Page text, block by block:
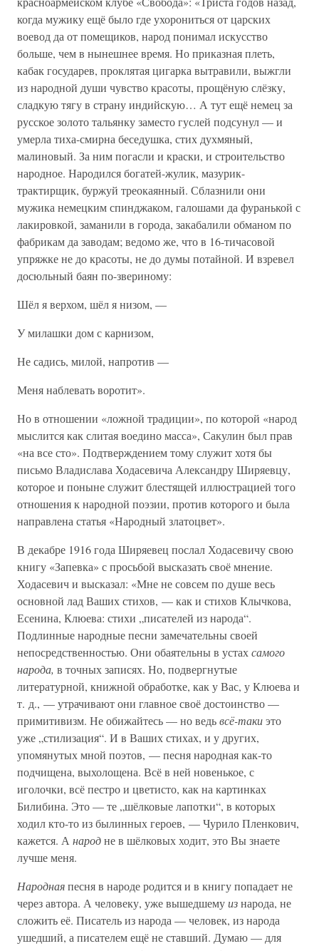
когда мужику ещё было где ухорониться от царских
воевод да от помещиков, народ понимал искусство
больше, чем в нынешнее время. Но приказная плеть,
кабак государев, проклятая цигарка вытравили, выжгли
из народной души чувство красоты, прощёную слёзку,
сладкую тягу в страну индийскую… А тут ещё немец за
русское золото тальянку заместо гуслей подсунул — и
умерла тиха-смирна беседушка, стих духмяный,
малиновый. За ним погасли и краски, и строительство
народное. Народился богатей-жулик, мазурик-
трактирщик, буржуй треокаянный. Сблазнили они
мужика немецким спинджаком, галошами да фуранькой с
лакировкой, заманили в города, закабалили обманом по
фабрикам да заводам; ведомо же, что в 16-тичасовой
упряжке не до красоты, не до думы потайной. И взревел
досюльный баян по-звериному:
Шёл я верхом, шёл я низом, —
У милашки дом с карнизом,
Не садись, милой, напротив —
Меня наблевать воротит».
Но в отношении «ложной традиции», по которой «народ
мыслится как слитая воедино масса», Сакулин был прав
«на все сто». Подтверждением тому служит хотя бы
письмо Владислава Ходасевича Александру Ширяевцу,
которое и поныне служит блестящей иллюстрацией того
отношения к народной поэзии, против которого и была
направлена статья «Народный златоцвет».
В декабре 1916 года Ширяевец послал Ходасевичу свою
книгу «Запевка» с просьбой высказать своё мнение.
Ходасевич и высказал: «Мне не совсем по душе весь
основной лад Ваших стихов, — как и стихов Клычкова,
Есенина, Клюева: стихи „писателей из народа“.
Подлинные народные песни замечательны своей
непосредственностью. Они обаятельны в устахсамого
народа, в точных записях. Но, подвергнутые
литературной, книжной обработке, как у Вас, у Клюева и
т. д., — утрачивают они главное своё достоинство —
примитивизм. Не обижайтесь — но ведьвсё-такиэто
уже „стилизация“. И в Ваших стихах, и у других,
упомянутых мной поэтов, — песня народная как-то
подчищена, выхолощена. Всё в ней новенькое, с
иголочки, всё пестро и цветисто, как на картинках
Билибина. Это — те „шёлковые лапотки“, в которых
ходил кто-то из былинных героев, — Чурило Пленкович,
кажется. А народне в шёлковых ходит, это Вы знаете
лучше меня.
Народнаяпесня в народе родится и в книгу попадает не
через автора. А человеку, уже вышедшемуизнарода, не
сложить её. Писатель из народа — человек, из народа
ушедший, а писателем ещё не ставший. Думаю — для